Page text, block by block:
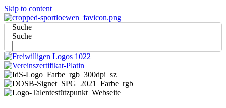
Skip to content
Suche
Suche